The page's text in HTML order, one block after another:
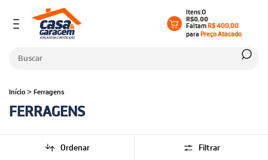
0
R$0,00
FaltamR$ 400,00
paraPreço Atacado
Início > Ferragens
FERRAGENS
Ordenar Filtrar